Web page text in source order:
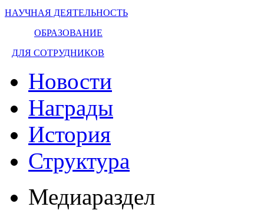
НАУЧНАЯ ДЕЯТЕЛЬНОСТЬ
ОБРАЗОВАНИЕ
ДЛЯ СОТРУДНИКОВ
Новости
Награды
История
Структура
Медиараздел